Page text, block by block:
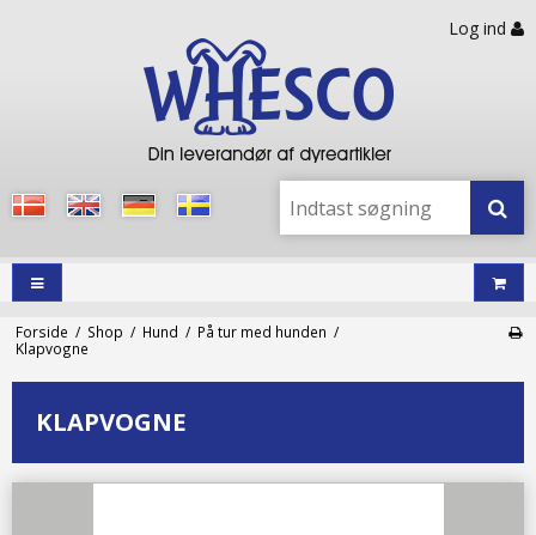
Log ind
Forside / Shop / Hund / På tur med hunden /
Klapvogne
KLAPVOGNE